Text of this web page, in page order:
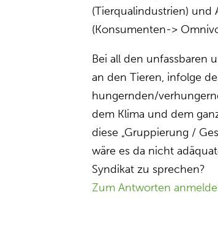
(Tierqualindustrien) und
(Konsumenten->
Bei all den unfassbaren
an den Tieren, infolge
hungernden/
dem Klima und dem
diese „Gruppierung /
wäre es da nicht
Syndikat zu sprechen?
Zum Antworten